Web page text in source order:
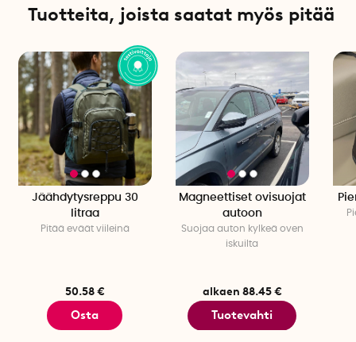
olkahihna, joten se on sekä käytännöllinen että helppo
Pakkaa auto ja kokoa ystäväsi, sillä tiet odottavat!
Tekniset tiedot
Väri: Musta, harmaa
Leveys: 24 cm
Korkeus: 32 cm
Syvyys: 10 cm
Muut: Kylmälaukkuun mahtuu 8 x 500 ml:n vesipulloa tai 12 x
330 ml:n tölkkiä.
Tuotteita, joista saatat myös pitää
Jäähdytysreppu 30
litraa
Pitää eväät viileinä
50.58 €
Osta
Magneettiset ovisuojat
autoon
Suojaa auton kylkeä oven
iskuilta
alkaen 88.45 €
Tuotevahti